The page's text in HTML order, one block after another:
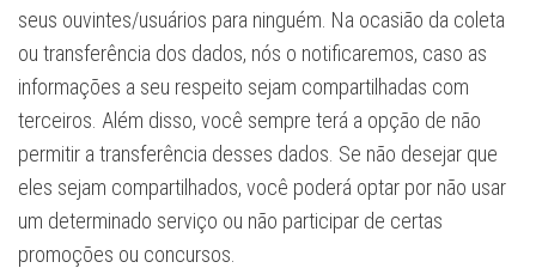
seus ouvintes/usuários para ninguém. Na ocasião da coleta
ou transferência dos dados, nós o notificaremos, caso as
informações a seu respeito sejam compartilhadas com
terceiros. Além disso, você sempre terá a opção de não
permitir a transferência desses dados. Se não desejar que
eles sejam compartilhados, você poderá optar por não usar
um determinado serviço ou não participar de certas
promoções ou concursos.